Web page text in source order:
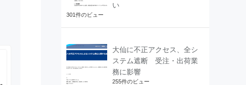
い
301件のビュー
大仙に不正アクセス、全シ
ステム遮断 受注・出荷業
務に影響
255件のビュー